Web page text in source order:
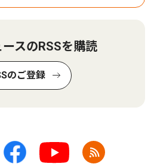
スのRSSを購読
のご登録